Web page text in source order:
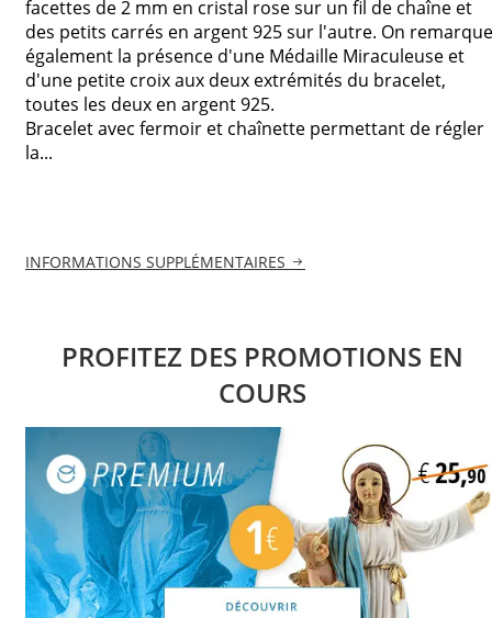
facettes de 2 mm en cristal rose sur un fil de chaîne et
des petits carrés en argent 925 sur l'autre. On remarque
également la présence d'une Médaille Miraculeuse et
d'une petite croix aux deux extrémités du bracelet,
toutes les deux en argent 925.
Bracelet avec fermoir et chaînette permettant de régler
la...
INFORMATIONS SUPPLÉMENTAIRES
PROFITEZ DES PROMOTIONS EN
COURS